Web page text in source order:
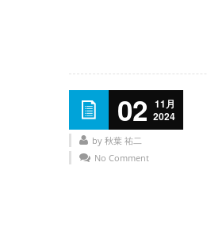
02 11月
2024
by 秋葉 祐二
No Comment